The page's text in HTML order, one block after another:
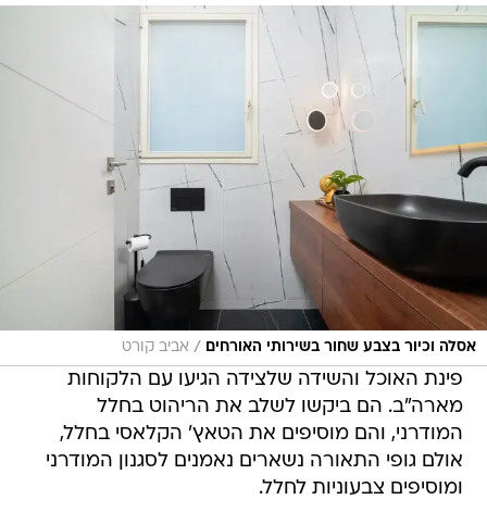
אסלה וכיור בצבע שחור בשירותי האורחים / אביב קורט
פינת האוכל והשידה שלצידה הגיעו עם הלקוחות
מארה"ב. הם ביקשו לשלב את הריהוט בחלל
המודרני, והם מוסיפים את הטאץ' הקלאסי בחלל,
אולם גופי התאורה נשארים נאמנים לסגנון המודרני
ומוסיפים צבעוניות לחלל.